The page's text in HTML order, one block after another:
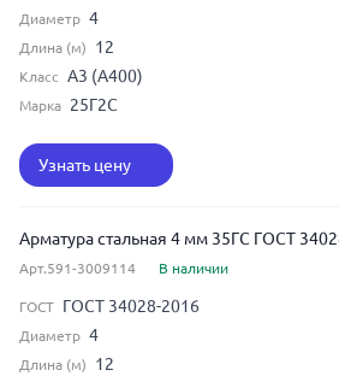
Диаметр 4
Длина (м) 12
Класс А3 (А400)
Марка 25Г2С
Узнать цену
Арматура стальная 4 мм 35ГС ГОСТ
Арт.591-3009114 В наличии
ГОСТ ГОСТ 34028-2016
Диаметр 4
Длина (м) 12